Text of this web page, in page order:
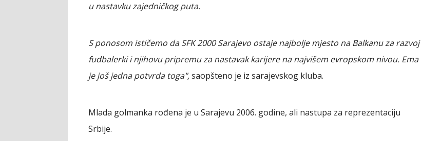
u nastavku zajedničkog puta.
S ponosom ističemo da SFK 2000 Sarajevo ostaje najbolje mjesto na Balkanu za razvoj
fudbalerki i njihovu pripremu za nastavak karijere na najvišem evropskom nivou. Ema
je još jedna potvrda toga",saopšteno je iz sarajevskog kluba.
Mlada golmanka rođena je u Sarajevu 2006. godine, ali nastupa za reprezentaciju
Srbije.